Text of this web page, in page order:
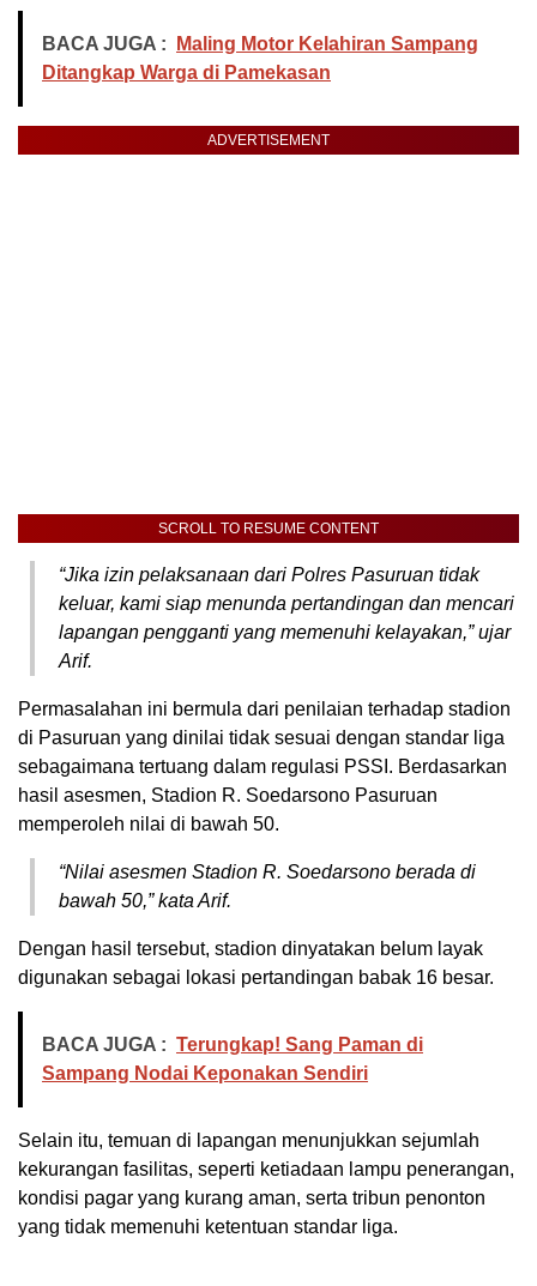
BACA JUGA :
Maling Motor Kelahiran Sampang
Ditangkap Warga di Pamekasan
ADVERTISEMENT
SCROLL TO RESUME CONTENT
“Jika izin pelaksanaan dari Polres Pasuruan tidak
keluar, kami siap menunda pertandingan dan mencari
lapangan pengganti yang memenuhi kelayakan,” ujar
Arif.
Permasalahan ini bermula dari penilaian terhadap stadion
di Pasuruan yang dinilai tidak sesuai dengan standar liga
sebagaimana tertuang dalam regulasi PSSI. Berdasarkan
hasil asesmen, Stadion R. Soedarsono Pasuruan
memperoleh nilai di bawah 50.
“Nilai asesmen Stadion R. Soedarsono berada di
bawah 50,” kata Arif.
Dengan hasil tersebut, stadion dinyatakan belum layak
digunakan sebagai lokasi pertandingan babak 16 besar.
BACA JUGA : Terungkap! Sang Paman di
Sampang Nodai Keponakan Sendiri
Selain itu, temuan di lapangan menunjukkan sejumlah
kekurangan fasilitas, seperti ketiadaan lampu penerangan,
kondisi pagar yang kurang aman, serta tribun penonton
yang tidak memenuhi ketentuan standar liga.